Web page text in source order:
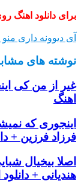
برای دانلود اهنگ
آی دیوونه داری
نوشته های
غیر از من کی
اهنگ
اینجوری که
فرزاد فرزین +
اصلا بیخیال
هندیانی +